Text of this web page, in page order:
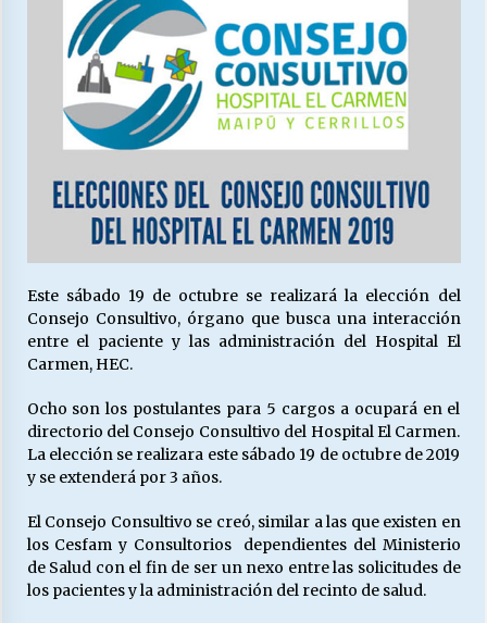
13/07/2026
Escuela hospitalaria El Carmen de Maipu.
25/06/2026
23/06/2026
VOLVER A SER ALTERNATIVA
16/06/2026
Releyendo la Rerum Novarum a 135 años. “La
cuestión social hoy”.
S.O.S. a los ricos, Save Our Souls (Salvar
Nuestras Almas)
Este sábado 19 de octubre se realizará la elección del
Consejo Consultivo, órgano que busca una interacción
entre el paciente y las administración del Hospital El
Carmen, HEC.
Ocho son los postulantes para 5 cargos a ocupará en el
directorio del Consejo Consultivo del Hospital El Carmen.
La elección se realizara este sábado 19 de octubre de 2019
y se extenderá por 3 años.
El Consejo Consultivo se creó, similar a las que existen en
los Cesfam y Consultorios dependientes del Ministerio
de Salud con el fin de ser un nexo entre las solicitudes de
los pacientes y la administración del recinto de salud.